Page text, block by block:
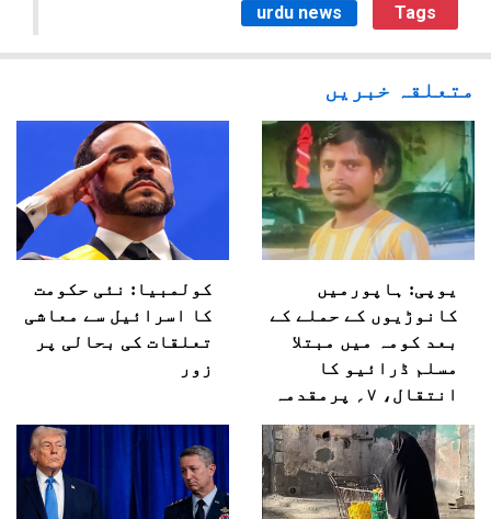
urdu news
Tags
متعلقہ خبریں
یوپی: ہاپورمیں
کانوڑیوں کے حملے کے
بعد کومہ میں مبتلا
مسلم ڈرائیو کا
انتقال، ۷؍ پرمقدمہ
کولمبیا: نئی حکومت
کا اسرائیل سے معاشی
تعلقات کی بحالی پر
زور